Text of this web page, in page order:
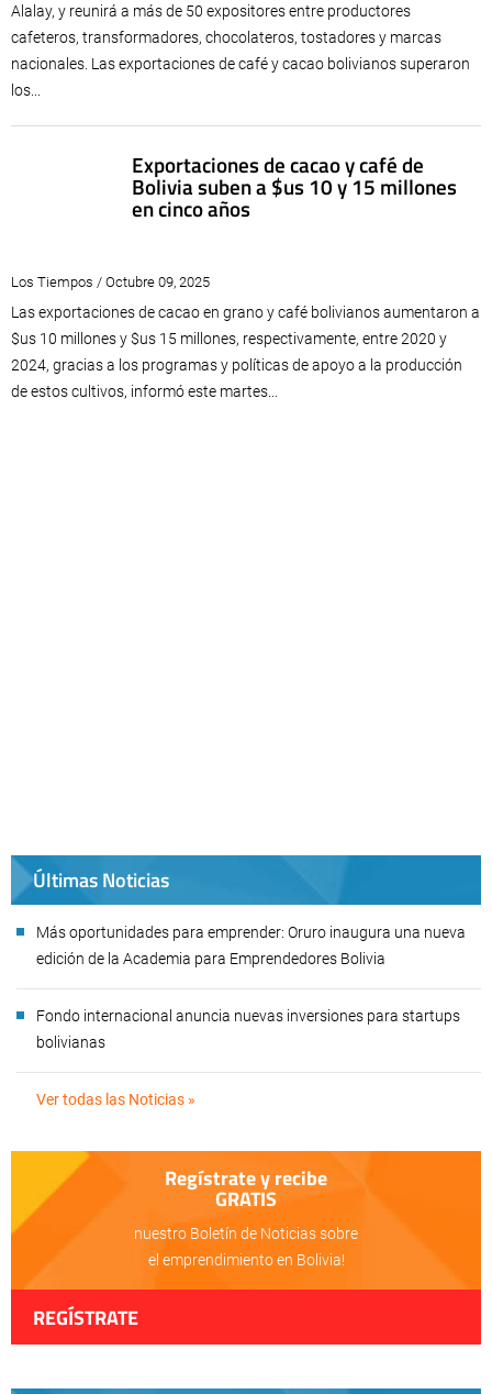
Alalay, y reunirá a más de 50 expositores entre productores
cafeteros, transformadores, chocolateros, tostadores y marcas
nacionales. Las exportaciones de café y cacao bolivianos superaron
los...
Exportaciones de cacao y café de
Bolivia suben a $us 10 y 15 millones
en cinco años
Los Tiempos / Octubre 09, 2025
Las exportaciones de cacao en grano y café bolivianos aumentaron a
$us 10 millones y $us 15 millones, respectivamente, entre 2020 y
2024, gracias a los programas y políticas de apoyo a la producción
de estos cultivos, informó este martes...
Últimas Noticias
Más oportunidades para emprender: Oruro inaugura una nueva
edición de la Academia para Emprendedores Bolivia
Fondo internacional anuncia nuevas inversiones para startups
bolivianas
Ver todas las Noticias »
Regístrate y recibe
GRATIS
nuestro Boletín de Noticias sobre
el emprendimiento en Bolivia!
REGÍSTRATE